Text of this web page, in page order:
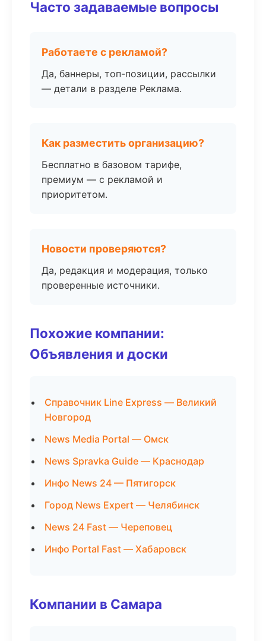
Часто задаваемые вопросы
Работаете с рекламой?
Да, баннеры, топ-позиции, рассылки
— детали в разделе Реклама.
Как разместить организацию?
Бесплатно в базовом тарифе,
премиум — с рекламой и
приоритетом.
Новости проверяются?
Да, редакция и модерация, только
проверенные источники.
Похожие компании:
Объявления и доски
Справочник Line Express — Великий
Новгород
News Media Portal — Омск
News Spravka Guide — Краснодар
Инфо News 24 — Пятигорск
Город News Expert — Челябинск
News 24 Fast — Череповец
Инфо Portal Fast — Хабаровск
Компании в Самара